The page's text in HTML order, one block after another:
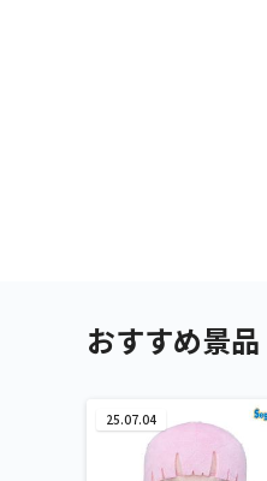
おすすめ景品
25.07.04